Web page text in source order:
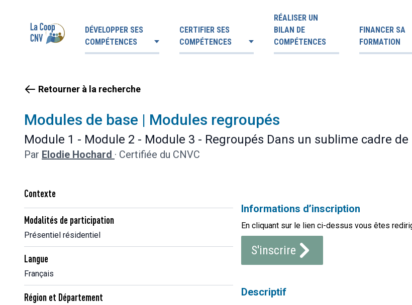
DÉVELOPPER SES
COMPÉTENCES
CERTIFIER SES
COMPÉTENCES
RÉALISER UN
BILAN DE
COMPÉTENCES
FINANCER SA
FORMATION
Retourner à la recherche
Modules de base | Modules regroupés
Module 1 - Module 2 - Module 3 - Regroupés Dans un sublime cadre
Par Elodie Hochard · Certifiée du CNVC
Contexte
Modalités de participation
Présentiel résidentiel
Langue
Français
Région et Département
Informations d’inscription
En cliquant sur le lien ci-dessus vous êtes
S'inscrire
Descriptif